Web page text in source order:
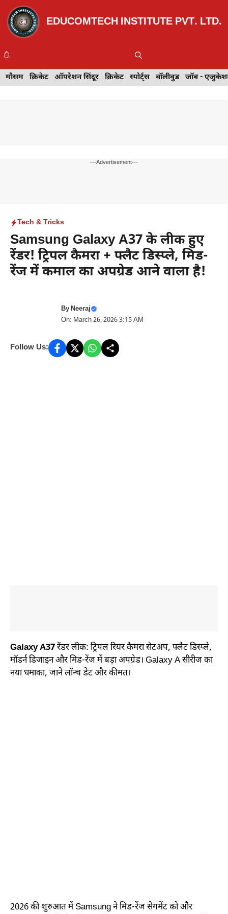
Skip
content
EDUCOMTECH INSTITUTE PVT. LTD.
इवेंट
खेल मेहंदी डिज़ाइन टेक्नोलॉजी ट्रेवल बॉलीवुड जॉब - एजुकेशन
मौसम क्रिकेट ऑपरेशन सिंदूर क्रिकेट स्पोर्ट्स बॉलीवुड जॉब -
---Advertisement---
Tech & Tricks
Samsung Galaxy A37 के लीक हुए
रेंडर! ट्रिपल कैमरा + फ्लैट डिस्प्ले, मिड-
रेंज में कमाल का अपग्रेड आने वाला है!
ByNeeraj
On: March 26, 2026 3:15 AM
Follow Us:
Galaxy A37रेंडर लीक: ट्रिपल रियर कैमरा सेटअप, फ्लैट डिस्प्ले,
मॉडर्न डिजाइन और मिड-रेंज में बड़ा अपग्रेड। Galaxy A सीरीज का
नया धमाका, जाने लॉन्च डेट और कीमत।
2026 की शुरुआत में Samsung ने मिड-रेंज सेगमेंट को और